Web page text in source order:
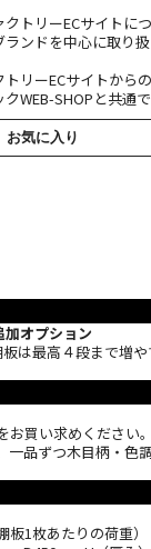
トリーECサイトにつ
ンドを中心に取り
リーECサイトから
WEB-SHOPと共通で
お気に入り
加オプション
は最高４段まで増や
買い求めください。
品ずつ木目柄・色
1枚あたりの荷重）